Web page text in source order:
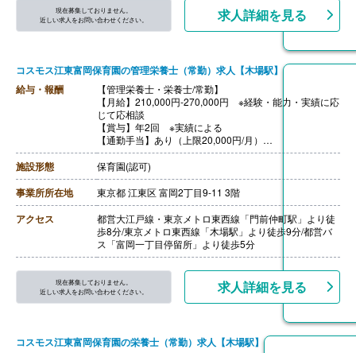
【昇給】年1回（4月）※2025年度実績
【退職金】あり
現在募集しておりません。
近しい求人をお問い合わせください。
求人詳細を見る
コスモス江東富岡保育園の管理栄養士（常勤）求人【木場駅】
給与・報酬
【管理栄養士・栄養士/常勤】
【月給】210,000円-270,000円 ※経験・能力・実績に応
じて応相談
【賞与】年2回 ※実績による
【通勤手当】あり（上限20,000円/月）
【昇給】あり（年1回）
【退職金】あり
施設形態 保育園(認可)
事業所所在地 東京都 江東区 富岡2丁目9-11 3階
アクセス
都営大江戸線・東京メトロ東西線「門前仲町駅」より徒
歩8分/東京メトロ東西線「木場駅」より徒歩9分/都営バ
ス「富岡一丁目停留所」より徒歩5分
現在募集しておりません。
近しい求人をお問い合わせください。
求人詳細を見る
コスモス江東富岡保育園の栄養士（常勤）求人【木場駅】